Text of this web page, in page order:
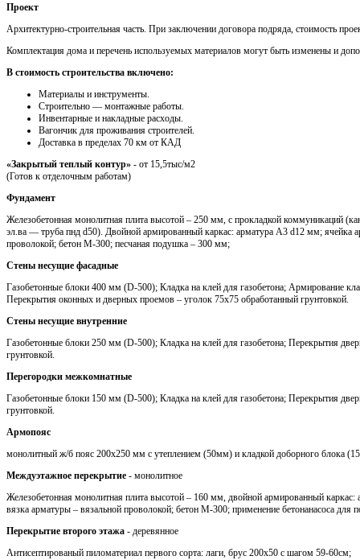
Проект
Архитектурно-строительная часть. При заключении договора подряда, стоимость
Комплектация дома и перечень используемых материалов могут быть изменены и
В стоимость строительства включено:
Материалы и инструменты.
Cтроительно — монтажные работы.
Инвентарные и накладные расходы.
Вагончик для проживания строителей.
Доставка в пределах 70 км от КАД
«Закрытый теплый контур» - от 15,5тыс/м2
(Готов к отделочным работам)
Фундамент
Железобетонная монолитная плита высотой – 250 мм, с прокладкой коммуникаций
эл.ва — труба пнд d50). Двойной армированный каркас: арматура A3 d12 мм; ячейка
проволокой; бетон М-300; песчаная подушка – 300 мм;
Стены несущие фасадные
Газобетонные блоки 400 мм (D-500); Кладка на клей для газобетона; Армирование
Перекрытия оконных и дверных проемов – уголок 75х75 обработанный грунтовкой.
Стены несущие внутренние
Газобетонные блоки 250 мм (D-500); Кладка на клей для газобетона; Перекрытия
грунтовкой.
Перегородки межкомнатные
Газобетонные блоки 150 мм (D-500); Кладка на клей для газобетона; Перекрытия
грунтовкой.
Армопояс
монолитный ж/б пояс 200х250 мм с утеплением (50мм) и кладкой доборного блока
Междуэтажное перекрытие - монолитное
Железобетонная монолитная плита высотой – 160 мм, двойной армированный
вязка арматуры – вязальной проволокой; бетон М-300; применение бетонанасоса для
Перекрытие второго этажа - деревянное
Антисептированый пиломатериал первого сорта: лаги, брус 200х50 с шагом 59-60см;